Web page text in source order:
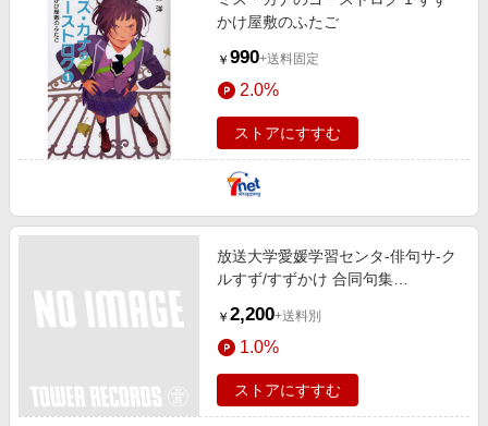
かけ屋敷のふたご
￥ 990+送料固定
2.0%
ストアにすすむ
放送大学愛媛学習センタ-俳句サ-ク
ルすず/すずかけ 合同句集
￥ 2,200+送料別
1.0%
ストアにすすむ